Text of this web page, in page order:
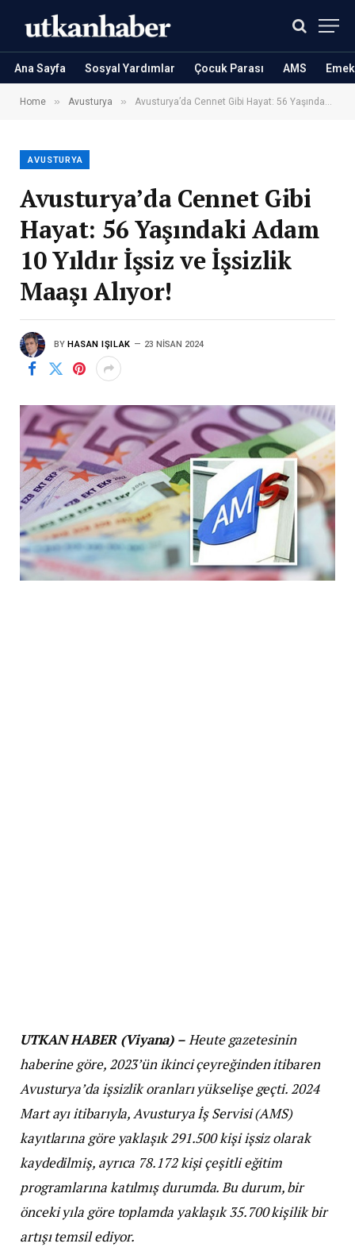
Ana Sayfa Sosyal Yardımlar Çocuk Parası AMS
Home » Avusturya » Avusturya’da Cennet Gibi Hayat: 56 Yaşındaki Adam 10 Yıldır İşsiz ve İşsizlik Maaşı Alıyor!
AVUSTURYA
Avusturya’da Cennet Gibi
Hayat: 56 Yaşındaki Adam
10 Yıldır İşsiz ve İşsizlik
Maaşı Alıyor!
BY HASAN IŞILAK 23 NISAN 2024
UTKAN HABER (Viyana) –Heute gazetesinin
haberine göre, 2023’ün ikinci çeyreğinden itibaren
Avusturya’da işsizlik oranları yükselişe geçti. 2024
Mart ayı itibarıyla, Avusturya İş Servisi (AMS)
kayıtlarına göre yaklaşık 291.500 kişi işsiz olarak
kaydedilmiş, ayrıca 78.172 kişi çeşitli eğitim
programlarına katılmış durumda. Bu durum, bir
önceki yıla göre toplamda yaklaşık 35.700 kişilik bir
artışı temsil ediyor.